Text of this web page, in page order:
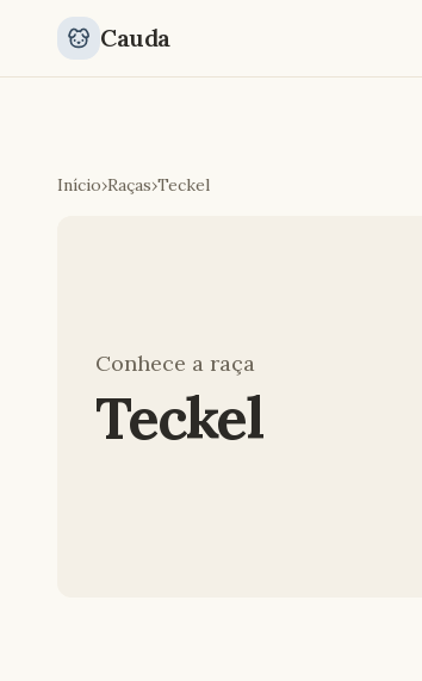
Cauda
Início›Raças›Teckel
Conhece a raça
Teckel